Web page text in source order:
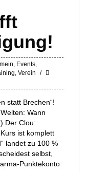
, Events,
, Verein
statt Brechen“!
Wann
Der Clou:
ist komplett
landet zu 100 %
selbst,
Punktekonto